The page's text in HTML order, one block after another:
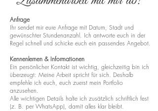
Anfrage
Ihr sendet mir eure Anfrage mit Datum, Stadt und
gewünschter Stundenanzahl. Ich antworte euch in der
Regel schnell und schicke euch ein passendes Angebot.
Kennenlernen & Informationen
Ein persönlicher Kontakt ist wichtig, gleichzeitig bin ich
überzeugt: Meine Arbeit spricht für sich. Deshalb
empfehle ich euch, euch zuerst mein Portfolio
anzusehen.
Alle wichtigen Details halte ich zusätzlich schriftlich fest
(z. B. per WhatsApp), damit alles klar bleibt.